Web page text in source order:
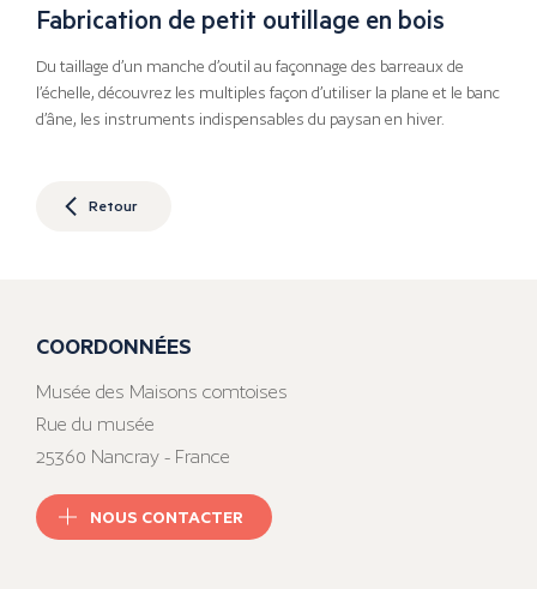
Fabrication de petit outillage en bois
Du taillage d’un manche d’outil au façonnage des barreaux de
l’échelle, découvrez les multiples façon d’utiliser la plane et le banc
d’âne, les instruments indispensables du paysan en hiver.
Retour
COORDONNÉES
Musée des Maisons comtoises
Rue du musée
25360 Nancray - France
NOUS CONTACTER